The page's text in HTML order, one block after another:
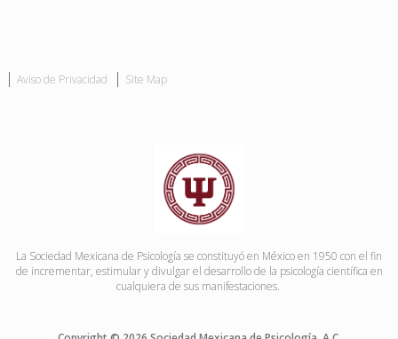
Aviso de Privacidad Site Map
La Sociedad Mexicana de Psicología se constituyó en México en 1950 con el fin
de incrementar, estimular y divulgar el desarrollo de la psicología científica en
cualquiera de sus manifestaciones.